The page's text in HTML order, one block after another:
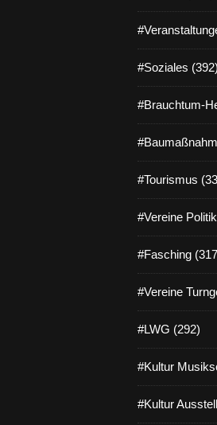
#Soziales (392)
#Brauchtum-
#Tourismus
#Vereine
#Fasching
#Vereine
#LWG (292)
#Kultur
#Kultur